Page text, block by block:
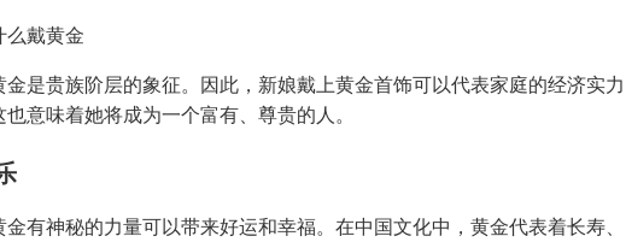
金是贵族阶层的象征。因此，新娘戴上黄金首饰可以代表家庭的经济实力
意味着她将成为一个富有、尊贵的人。
有神秘的力量可以带来好运和幸福。在中国文化中，黄金代表着长寿、